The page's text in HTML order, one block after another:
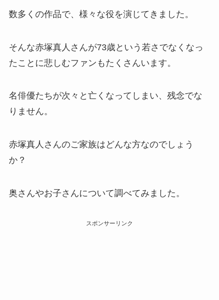
数多くの作品で、様々な役を演じてきました。
そんな赤塚真人さんが73歳という若さでなくなっ
たことに悲しむファンもたくさんいます。
名俳優たちが次々と亡くなってしまい、残念でな
りません。
赤塚真人さんのご家族はどんな方なのでしょう
か？
奥さんやお子さんについて調べてみました。
スポンサーリンク